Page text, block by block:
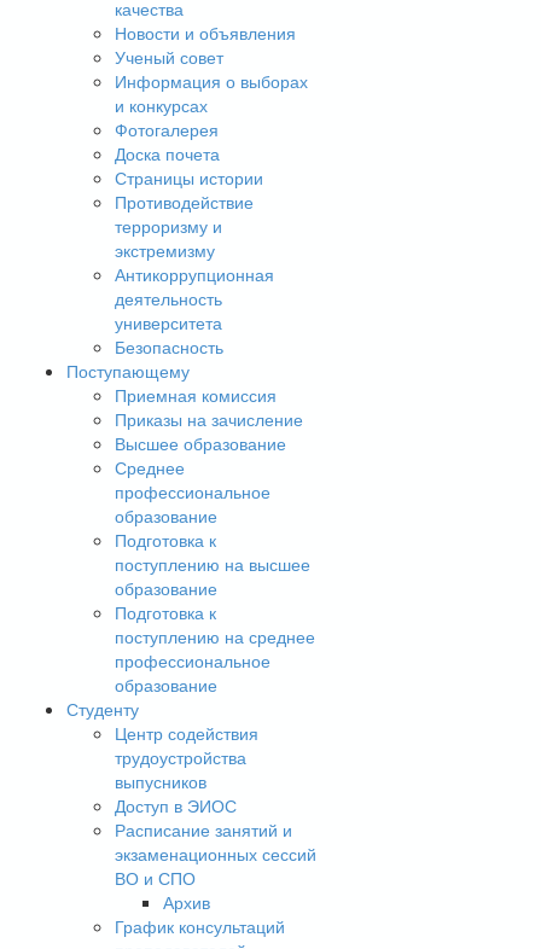
качества
Новости и объявления
Ученый совет
Информация о выборах
и конкурсах
Фотогалерея
Доска почета
Страницы истории
Противодействие
терроризму и
экстремизму
Антикоррупционная
деятельность
университета
Безопасность
Поступающему
Приемная комиссия
Приказы на зачисление
Высшее образование
Среднее
профессиональное
образование
Подготовка к
поступлению на высшее
образование
Подготовка к
поступлению на среднее
профессиональное
образование
Студенту
Центр содействия
трудоустройства
выпусников
Доступ в ЭИОС
Расписание занятий и
экзаменационных сессий
ВО и СПО
Архив
График консультаций